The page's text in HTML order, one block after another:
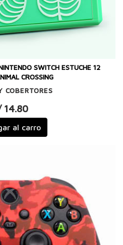
SWITCH ESTUCHE 12
CROSSING
COBERTORES
14.80
al carro